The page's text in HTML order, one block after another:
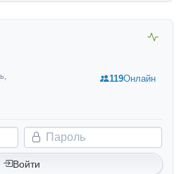
Пароль
Войти
119Онлайн